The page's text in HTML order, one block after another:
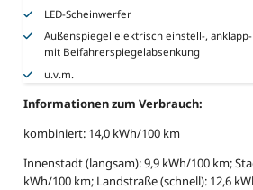
LED-Scheinwerfer
Außenspiegel elektrisch einstell-,
mit Beifahrerspiegelabsenkung
u.v.m.
Informationen zum Verbrauch:
kombiniert: 14,0 kWh/100 km
Innenstadt (langsam): 9,9 kWh/100 km;
kWh/100 km; Landstraße (schnell): 12,6